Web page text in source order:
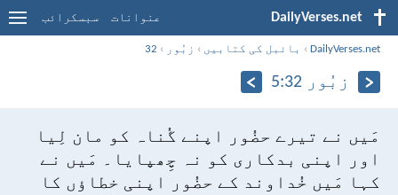
DailyVerses.net عنوانات سبسکرائب
DailyVerses.net
› بائبل کی کتابیں › زبُور ›
32
زبُور 32:‏5
مَیں نے تیرے حضُور اپنے گُناہ کو مان لِیا
اور اپنی بدکاری کو نہ چِھپایا۔ مَیں نے
کہا مَیں خُداوند کے حضُور اپنی خطاؤں کا